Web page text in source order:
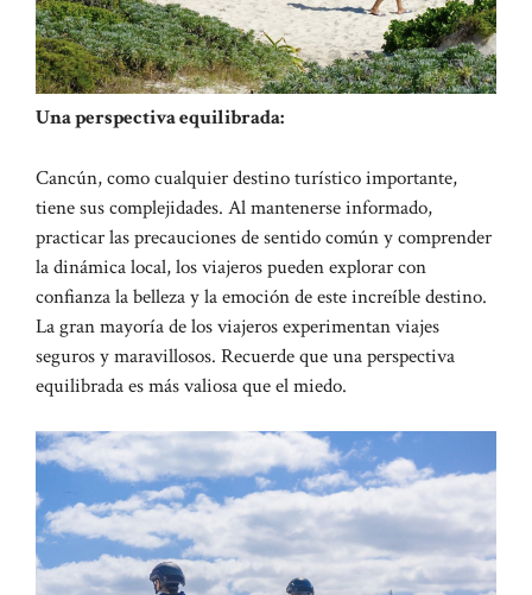
Una perspectiva equilibrada:
Cancún, como cualquier destino turístico importante,
tiene sus complejidades. Al mantenerse informado,
practicar las precauciones de sentido común y comprender
la dinámica local, los viajeros pueden explorar con
confianza la belleza y la emoción de este increíble destino.
La gran mayoría de los viajeros experimentan viajes
seguros y maravillosos. Recuerde que una perspectiva
equilibrada es más valiosa que el miedo.